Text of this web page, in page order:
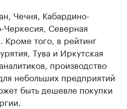
Чечня, Кабардино-
Черкесия, Северная
того, в рейтинг
Тува и Иркутская
производство
небольших предприятий
быть дешевле покупки